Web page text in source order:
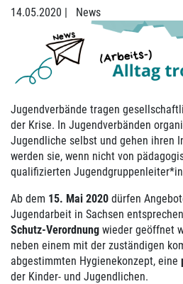
14.05.2020 News
Jugendverbände tragen
der Krise. In Jugendverbänden
Jugendliche selbst und gehen ihren
werden sie, wenn nicht von
qualifizierten
Ab dem 15. Mai 2020 dürfen
Jugendarbeit in Sachsen
Schutz-Verordnung wieder geöffnet
neben einem mit der zuständigen
abgestimmten Hygienekonzept, eine
der Kinder- und Jugendlichen.